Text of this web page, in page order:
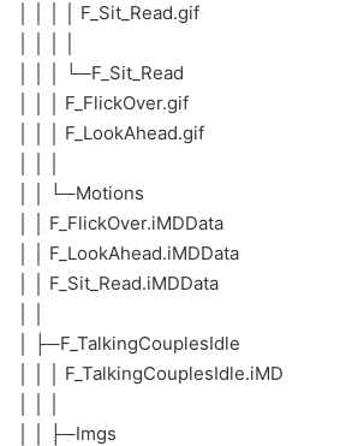
│ │ │ │ F_Sit_Read.gif
│ │ │ └─F_Sit_Read
│ │ │ F_FlickOver.gif
│ │ │ F_LookAhead.gif
│ │ └─Motions
│ │ F_FlickOver.iMDData
│ │ F_LookAhead.iMDData
│ │ F_Sit_Read.iMDData
│ ├─F_TalkingCouplesIdle
│ │ │ F_TalkingCouplesIdle.iMD
│ │ ├─Imgs